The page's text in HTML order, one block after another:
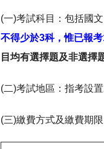
(一)考試科目：包括國
不得少於3科，惟已報
目均有選擇題及非選擇
(二)考試地區：指考設
(三)繳費方式及繳費期限